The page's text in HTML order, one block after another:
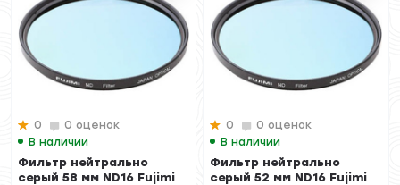
0
0 оценок
В наличии
Фильтр нейтрально
серый 58 мм ND16 Fujimi
0
0 оценок
В наличии
Фильтр нейтрально
серый 52 мм ND16 Fujimi